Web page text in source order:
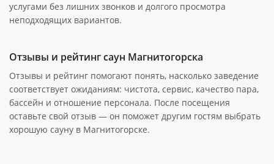
услугами без лишних звонков и долгого просмотра
неподходящих вариантов.
Отзывы и рейтинг саун Магнитогорска
Отзывы и рейтинг помогают понять, насколько заведение
соответствует ожиданиям: чистота, сервис, качество пара,
бассейн и отношение персонала. После посещения
оставьте свой отзыв — он поможет другим гостям выбрать
хорошую сауну в Магнитогорске.